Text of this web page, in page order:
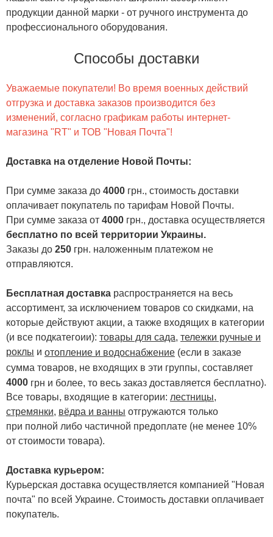
продукции данной марки - от ручного инструмента до
профессионального оборудования.
Способы доставки
Уважаемые покупатели! Во время военных действий
отгрузка и доставка заказов производится без
изменений, согласно графикам работы интернет-
магазина "RT" и ТОВ "Новая Почта"!
Доставка на отделение Новой Почты:
При сумме заказа до 4000 грн., стоимость доставки
оплачивает покупатель по тарифам Новой Почты.
При сумме заказа от 4000 грн., доставка осуществляется
бесплатно по всей территории Украины.
Заказы до 250 грн. наложенным платежом не
отправляются.
Бесплатная доставка распространяется на весь
ассортимент, за исключением товаров со скидками, на
которые действуют акции, а также входящих в категории
(и все подкатегоии): товары для сада, тележки ручные и
роклы и отопление и водоснабжение (если в заказе
сумма товаров, не входящих в эти группы, составляет
4000 грн и более, то весь заказ доставляется бесплатно).
Все товары, входящие в категории: лестницы,
стремянки, вёдра и ванны отгружаются только
при полной либо частичной предоплате (не менее 10%
от стоимости товара).
Доставка курьером:
Курьерская доставка осуществляется компанией "Новая
почта" по всей Украине. Стоимость доставки оплачивает
покупатель.